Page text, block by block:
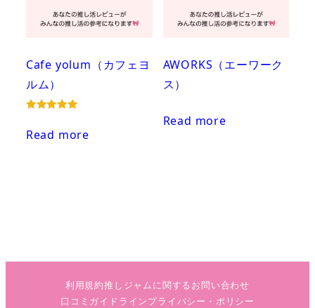
Cafe yolum（カフェヨ
ルム）
out of 5
Read more
AWORKS（エーワーク
ス）
Read more
利用規約推しジャムに関するお問い合わせ
口コミガイドラインプライバシー・ポリシー